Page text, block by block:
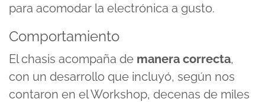
para acomodar la electrónica a gusto.
Comportamiento
El chasis acompaña de manera correcta,
con un desarrollo que incluyó, según nos
contaron en el Workshop, decenas de miles